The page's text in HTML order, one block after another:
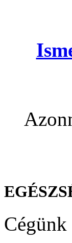
Cégünk